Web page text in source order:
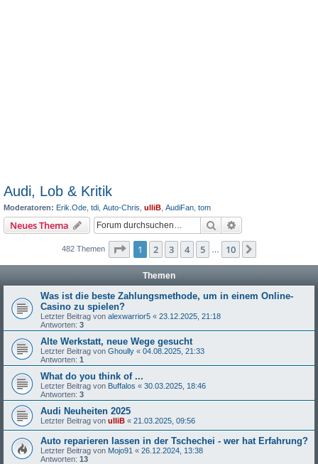
Audi, Lob & Kritik
Moderatoren: Erik.Ode tdi Auto-Chris ulliB AudiFan tom
Neues Thema Suche
482 Themen Seite 1von 10
1 2 3 4 5 10
Themen
Was ist die beste Zahlungsmethode, um in einem Online-
Casino zu spielen?
Letzter Beitrag von alexwarrior5 « 23.12.2025, 21:18
Antworten: 3
Alte Werkstatt, neue Wege gesucht
Letzter Beitrag von Ghoully « 04.08.2025, 21:33
Antworten: 1
What do you think of ...
Letzter Beitrag von Buffalos « 30.03.2025, 18:46
Antworten: 3
Audi Neuheiten 2025
Letzter Beitrag von ulliB « 21.03.2025, 09:56
Auto reparieren lassen in der Tschechei - wer hat Erfahrung?
Letzter Beitrag von Mojo91 « 26.12.2024, 13:38
Antworten: 13